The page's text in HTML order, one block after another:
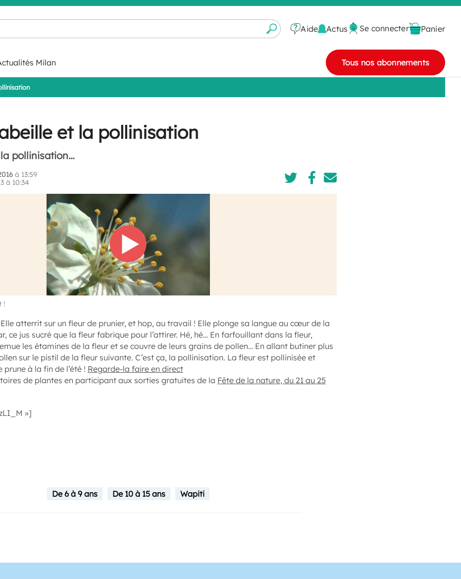
Aide Actus Se connecter Panier
Milan Tous nos abonnements
et la pollinisation
pollinisation…
à 13:59
à 10:34
!
atterrit sur un fleur de prunier, et hop, au travail ! Elle plonge sa langue au cœur de la
ce jus sucré que la fleur fabrique pour l’attirer. Hé, hé… En farfouillant dans la fleur,
les étamines de la fleur et se couvre de leurs grains de pollen… En allant butiner plus
sur le pistil de la fleur suivante. C’est ça, la pollinisation. La fleur est pollinisée et
à la fin de l’été ! Regarde-la faire en direct
de plantes en participant aux sorties gratuites de la Fête de la nature, du 21 au 25
»]
De 6 à 9 ans De 10 à 15 ans Wapiti